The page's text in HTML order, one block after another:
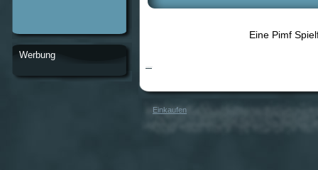
Eine Pimf
Einkaufen
Werbung